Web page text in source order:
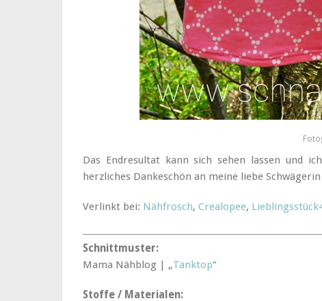
Das Endresultat kann sich sehen lassen und
herzliches Dankeschön an meine liebe
Verlinkt bei: Nähfrosch, Crealopee,
Schnittmuster:
Mama Nähblog | „Tanktop“
Stoffe / Materialen: